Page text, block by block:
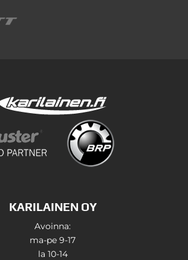
KARILAINEN OY
Avoinna:
ma-pe 9-17
la 10-14